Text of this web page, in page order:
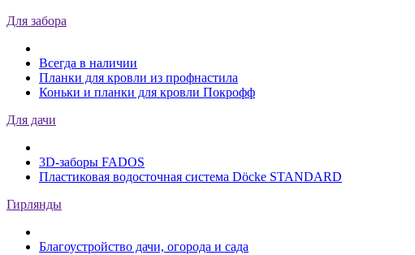
Для забора
Всегда в наличии
Планки для кровли из профнастила
Коньки и планки для кровли Покрофф
Для дачи
3D-заборы FADOS
Пластиковая водосточная система Döcke STANDARD
Гирлянды
Благоустройство дачи, огорода и сада